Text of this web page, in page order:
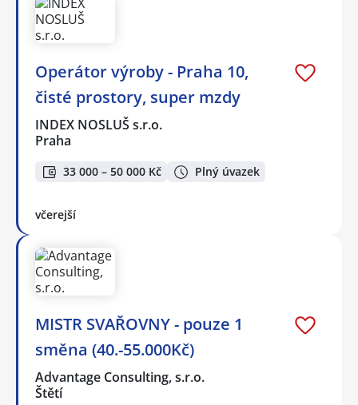
Operátor výroby - Praha 10,
čisté prostory, super mzdy
INDEX NOSLUŠ s.r.o.
Praha
33 000 – 50 000 Kč Plný úvazek
včerejší
MISTR SVAŘOVNY - pouze 1
směna (40.-55.000Kč)
Advantage Consulting, s.r.o.
Štětí